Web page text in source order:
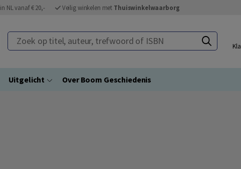
in NL vanaf € 20,- Veilig winkelen met Thuiswinkelwaarborg
Zoek op titel, auteur, trefwoord of ISBN
Uitgelicht Over Boom Geschiedenis